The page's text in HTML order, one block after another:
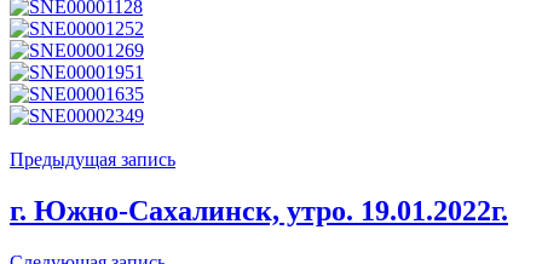
Навигация
по
записям
Предыдущая запись
г. Южно-Сахалинск, утро. 19.01.2022г.